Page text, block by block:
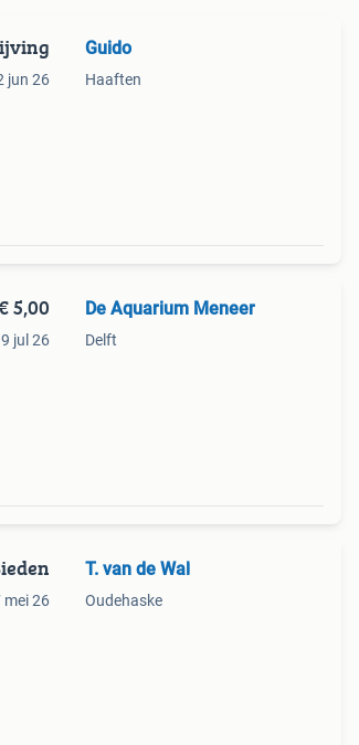
jun 26
Guido
Haaften
5,00
jul 26
De Aquarium Meneer
Delft
mei 26
T. van de Wal
Oudehaske